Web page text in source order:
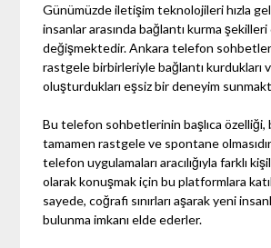
Günümüzde iletişim teknolojileri hızla
insanlar arasında bağlantı kurma şekilleri
değişmektedir. Ankara telefon
rastgele birbirleriyle bağlantı kurdukları
oluşturdukları eşsiz bir deneyim
Bu telefon sohbetlerinin başlıca özelliği,
tamamen rastgele ve spontane
telefon uygulamaları aracılığıyla farklı
olarak konuşmak için bu platformlara
sayede, coğrafi sınırları aşarak yeni
bulunma imkanı elde ederler.